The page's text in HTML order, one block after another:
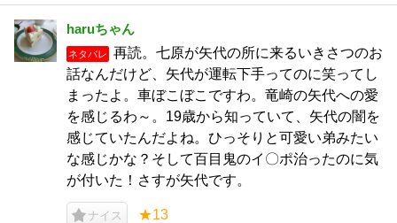
haruちゃん
ネタバレ
再読。七原が矢代の所に来るいきさつのお
話なんだけど、矢代が運転下手ってのに笑ってし
まったよ。車ぼこぼこですわ。竜崎の矢代への愛
を感じるわ～。19歳から知っていて、矢代の闇を
感じていたんだよね。ひっそりと可愛い弟みたい
な感じかな？そして百目鬼のイ〇ポ治ったのに気
が付いた！さすが矢代です。
ナイス ★13